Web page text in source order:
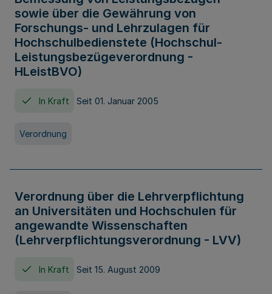
sowie über die Gewährung von
Forschungs- und Lehrzulagen für
Hochschulbedienstete (Hochschul-
Leistungsbezügeverordnung -
HLeistBVO)
In Kraft Seit 01. Januar 2005
Verordnung
Verordnung über die Lehrverpflichtung
an Universitäten und Hochschulen für
angewandte Wissenschaften
(Lehrverpflichtungsverordnung - LVV)
In Kraft Seit 15. August 2009